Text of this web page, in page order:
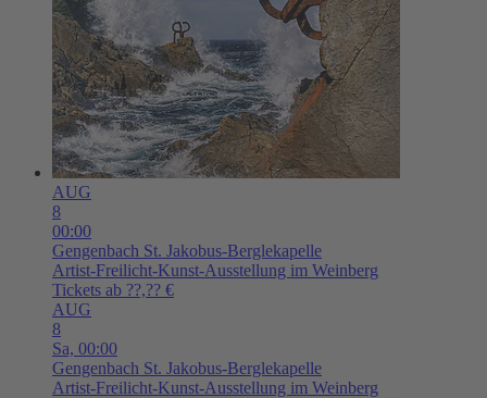
AUG
8
00:00
Gengenbach St. Jakobus-Berglekapelle
Artist-Freilicht-Kunst-Ausstellung im Weinberg
Tickets ab ??,?? €
AUG
8
Sa, 00:00
Gengenbach St. Jakobus-Berglekapelle
Artist-Freilicht-Kunst-Ausstellung im Weinberg